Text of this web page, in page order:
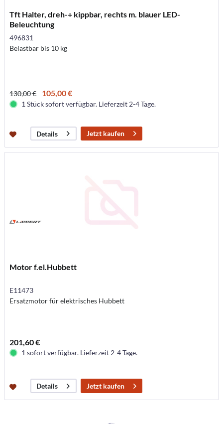
Tft Halter, dreh-+ kippbar, rechts m. blauer LED-
Beleuchtung
496831
Belastbar bis 10 kg
130,00 € 105,00 €
1 Stück sofort verfügbar. Lieferzeit 2-4 Tage.
Details Jetzt kaufen
Motor f.el.Hubbett
E11473
Ersatzmotor für elektrisches Hubbett
201,60 €
1 sofort verfügbar. Lieferzeit 2-4 Tage.
Details Jetzt kaufen